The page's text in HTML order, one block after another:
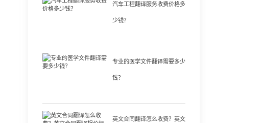
汽车工程翻译服务收费价格多
少钱？
专业的医学文件翻译需要多少
钱？
英文合同翻译怎么收费？英文